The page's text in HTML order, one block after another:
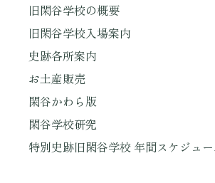
旧閑谷学校の概要
旧閑谷学校入場案内
史跡各所案内
お土産販売
閑谷かわら版
閑谷学校研究
特別史跡旧閑谷学校 年間スケジュ